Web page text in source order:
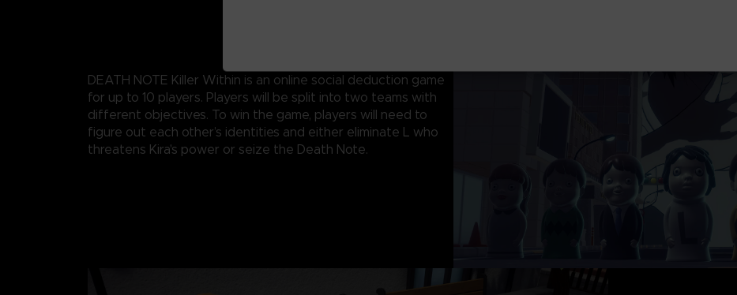
DEATH NOTE Killer Within is an online social deduction game
for up to 10 players. Players will be split into two teams with
different objectives. To win the game, players will need to
figure out each other’s identities and either eliminate L who
threatens Kira's power or seize the Death Note.